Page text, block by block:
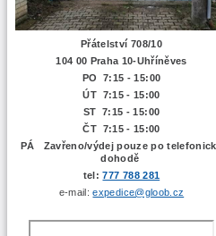
Přátelství 708/10
104 00 Praha 10-Uhříněves
PO 7:15 - 15:00
ÚT 7:15 - 15:00
ST 7:15 - 15:00
ČT 7:15 - 15:00
PÁ Zavřeno/výdej pouze po
dohodě
tel:777 788 281
e-mail:expedice@gloob.cz